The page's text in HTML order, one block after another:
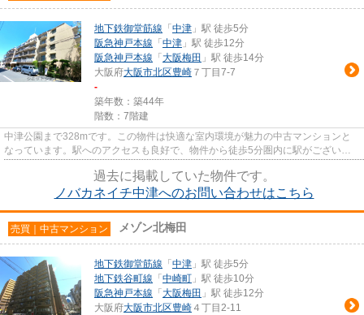
地下鉄御堂筋線 「 中津 」駅 徒歩5分
阪急神戸本線 「 中津 」駅 徒歩12分
阪急神戸本線 「 大阪梅田 」駅 徒歩14分
大阪府大阪市北区豊崎 ７丁目7-7
-
築年数：築44年
階数：7階建
中津公園まで328mです。この物件は快適な室内環境が魅力の中古マンションと
なっています。駅へのアクセスも良好で、物件から徒歩5分圏内に駅がございま
過去に掲載していた物件です。
ノバカネイチ中津へのお問い合わせはこちら
売買｜中古マンション メゾン北梅田
地下鉄御堂筋線 「 中津 」駅 徒歩5分
地下鉄谷町線 「 中崎町 」駅 徒歩10分
阪急神戸本線 「 大阪梅田 」駅 徒歩12分
大阪府大阪市北区豊崎 ４丁目2-11